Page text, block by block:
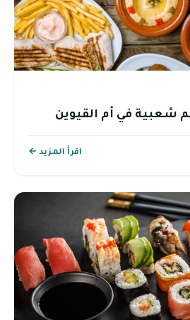
شعبية في أم القيوين
اقرأ المزيد ←